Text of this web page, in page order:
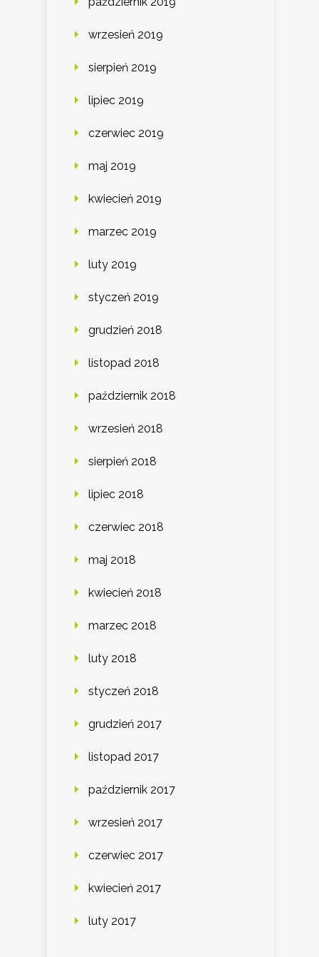
wrzesień 2019
sierpień 2019
lipiec 2019
czerwiec 2019
maj 2019
kwiecień 2019
marzec 2019
luty 2019
styczeń 2019
grudzień 2018
listopad 2018
październik 2018
wrzesień 2018
sierpień 2018
lipiec 2018
czerwiec 2018
maj 2018
kwiecień 2018
marzec 2018
luty 2018
styczeń 2018
grudzień 2017
listopad 2017
październik 2017
wrzesień 2017
czerwiec 2017
kwiecień 2017
luty 2017